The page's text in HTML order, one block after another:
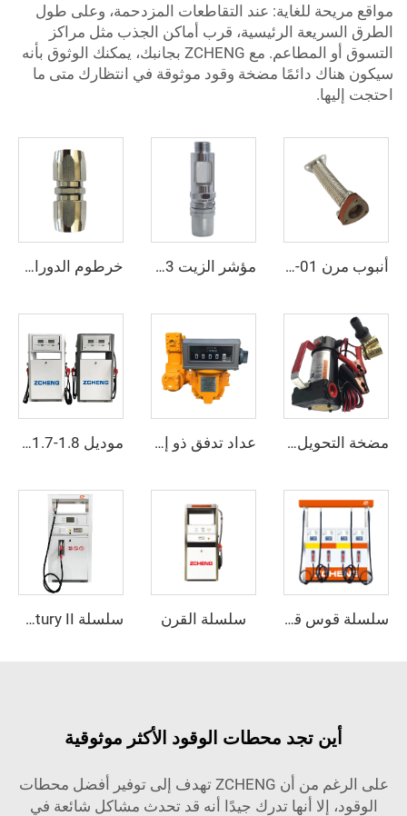
مواقع مريحة للغاية: عند التقاطعات المزدحمة، وعلى طول
الطرق السريعة الرئيسية، قرب أماكن الجذب مثل مراكز
التسوق أو المطاعم. مع ZCHENG بجانبك، يمكنك الوثوق بأنه
سيكون هناك دائمًا مضخة وقود موثوقة في انتظارك متى ما
احتجت إليها.
أنبوب مرن ZCFP-01 مؤشر الزيت ZCI-03 خرطوم الدوران ZCS-03
مضخة التحويل الكهربائية ZCOP-40L عداد تدفق ذو إزاحة إيجابية ZCM-610 موديل Win - 1.7-1.8 متر
سلسلة قوس قزح سلسلة القرن سلسلة Century II
أين تجد محطات الوقود الأكثر موثوقية
على الرغم من أن ZCHENG تهدف إلى توفير أفضل محطات
الوقود، إلا أنها تدرك جيدًا أنه قد تحدث مشاكل شائعة في